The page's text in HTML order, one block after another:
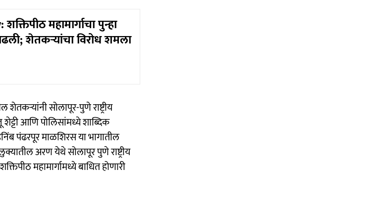
महामार्गाचा पुन्हा
शेतकऱ्यांचा विरोध शमला
शेतकऱ्यांनी सोलापूर-पुणे राष्ट्रीय
आणि पोलिसांमध्ये शाब्दिक
पंढरपूर माळशिरस या भागातील
अरण येथे सोलापूर पुणे राष्ट्रीय
महामार्गामध्ये बाधित होणारी